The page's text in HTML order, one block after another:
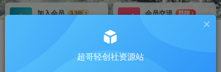
加入会员
3.3折
会员交流
群聊
推广返佣高达70%超哥轻创社资源站